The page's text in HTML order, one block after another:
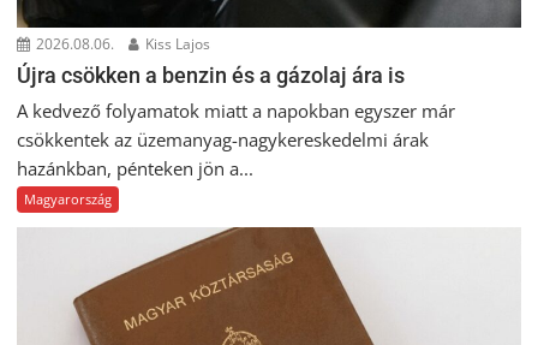
2026.08.06. Kiss Lajos
Újra csökken a benzin és a gázolaj ára is
A kedvező folyamatok miatt a napokban egyszer már
csökkentek az üzemanyag-nagykereskedelmi árak
hazánkban, pénteken jön a...
Magyarország